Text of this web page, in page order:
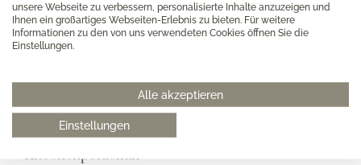
unsere Webseite zu verbessern, personalisierte Inhalte anzuzeigen und
Ihnen ein großartiges Webseiten-Erlebnis zu bieten. Für weitere
Informationen zu den von uns verwendeten Cookies öffnen Sie die
Einstellungen.
Alle akzeptieren
Einstellungen
Bone China weiß Cross
White
Minimalistisches Geschirr aus edlem
Knochenporzellan